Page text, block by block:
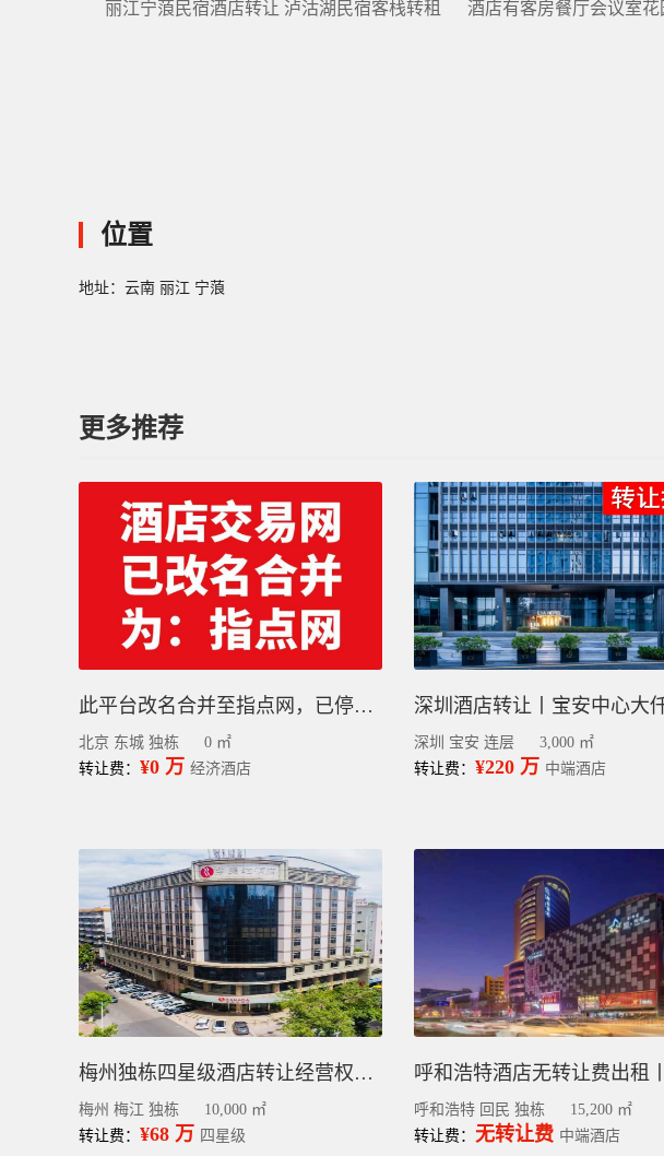
丽江宁蒗民宿酒店转让 泸沽湖民宿客栈转租 酒店有客房餐厅会议室花
位置
地址：云南 丽江 宁蒗
更多推荐
此平台改名合并至指点网，已停止更新，请到指点网小程序查看或发布信息
北京 东城 独栋
0 ㎡
转让费： ¥0 万 经济酒店
深圳 宝安 连层
3,000 ㎡
转让费： ¥220 万 中端酒店
梅州独栋四星级酒店转让经营权丨梅江区中心区130间客房
梅州 梅江 独栋
10,000 ㎡
转让费： ¥68 万 四星级
呼和浩特 回民 独栋
15,200 ㎡
转让费： 无转让费 中端酒店